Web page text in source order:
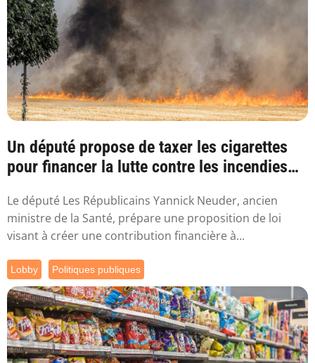
Un député propose de taxer les cigarettes
pour financer la lutte contre les incendies
Le député Les Républicains Yannick Neuder, ancien
ministre de la Santé, prépare une proposition de loi
visant à créer une contribution financière à...
Lobby Politiques publiques